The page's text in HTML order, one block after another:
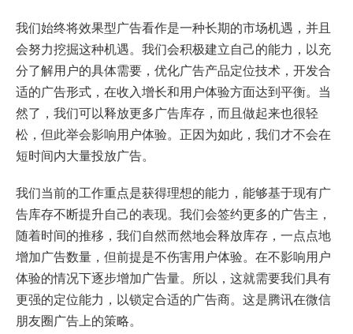
我们始终将效果型广告看作是一种长期的市场机遇，并且
会努力挖掘这种机遇。我们会积极建立自己的能力，以充
分了解用户的具体需要，优化广告产品定位技术，开发合
适的广告形式，在收入增长和用户体验方面达到平衡。当
然了，我们可以释放更多广告库存，而且做起来也很轻
松，但此举会影响用户体验。正因为如此，我们才不会在
短时间内大量投放广告。
我们当前的工作重点是获得理想的能力，能够基于现有广
告库存不断提升自己的表现。我们会签约更多的广告主，
随着时间的推移，我们自然而然地会释放库存，一点点地
增加广告数量，但前提是不伤害用户体验。在不影响用户
体验的情况下逐步增加广告量。所以，这就需要我们具有
更强的定位能力，以锁定合适的广告商。这是腾讯在微信
朋友圈广告上的策略。